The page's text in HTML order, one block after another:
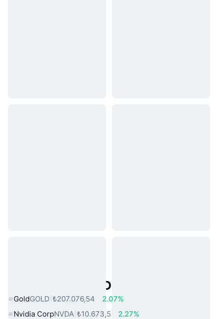
Popüler Gerçek Dünya Varlıkları
GoldGOLD ₺207.076,54
2.07%
Nvidia CorpNVDA ₺10.673,5
2.27%